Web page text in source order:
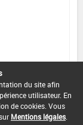
du site afin
utilisateur. En
de cookies. Vous
Mentions légales